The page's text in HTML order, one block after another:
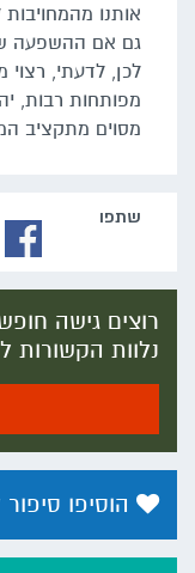
אותנו
גם אם ההשפעה
לכן, לדעתי, רצוי
מפותחות רבות,
מסוים מתקציב
שתפו‬
רוצים גישה
נלוות הקשורות
הוסיפו